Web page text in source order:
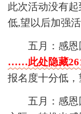
此次活动没有
低,望以后加强
五月：感
……此处隐藏
报名度十分低，
五月：感